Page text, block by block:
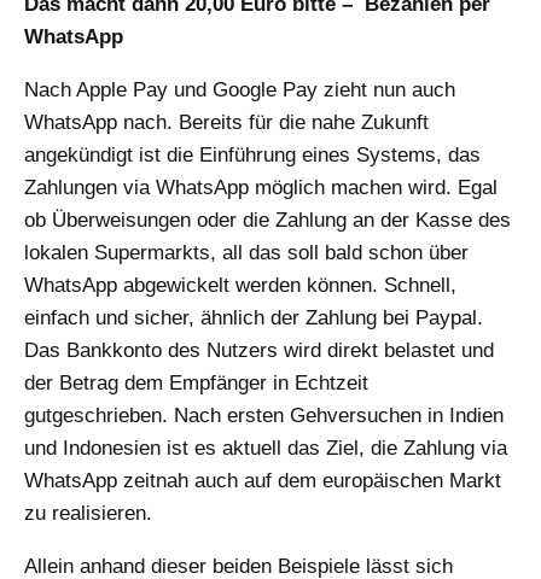
WhatsApp
Nach Apple Pay und Google Pay zieht nun auch
WhatsApp nach. Bereits für die nahe Zukunft
angekündigt ist die Einführung eines Systems, das
Zahlungen via WhatsApp möglich machen wird. Egal
ob Überweisungen oder die Zahlung an der Kasse des
lokalen Supermarkts, all das soll bald schon über
WhatsApp abgewickelt werden können. Schnell,
einfach und sicher, ähnlich der Zahlung bei Paypal.
Das Bankkonto des Nutzers wird direkt belastet und
der Betrag dem Empfänger in Echtzeit
gutgeschrieben. Nach ersten Gehversuchen in Indien
und Indonesien ist es aktuell das Ziel, die Zahlung via
WhatsApp zeitnah auch auf dem europäischen Markt
zu realisieren.
Allein anhand dieser beiden Beispiele lässt sich